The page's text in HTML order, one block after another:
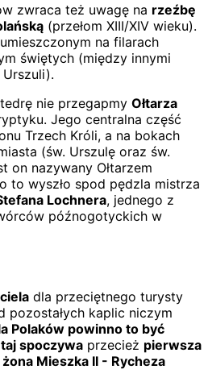
zwraca też uwagę na rzeźbę
(przełom XIII/XIV wieku).
na filarach
świętych (między innymi
nie przegapmy Ołtarza
Jego centralna część
Trzech Króli, a na bokach
(św. Urszulę oraz św.
on nazywany Ołtarzem
to wyszło spod pędzla mistrza
Lochnera, jednego z
późnogotyckich w
dla przeciętnego turysty
pozostałych kaplic niczym
Polaków powinno to być
spoczywa przecież pierwsza
Mieszka II - Rycheza